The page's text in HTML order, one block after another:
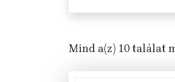
Mind a(z) 10 találat